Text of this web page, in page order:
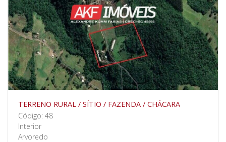
TERRENO RURAL / SÍTIO / FAZENDA / CHÁCARA
Código: 48
Interior
Arvoredo